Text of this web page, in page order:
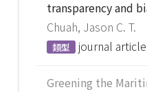
transparency and
Chuah, Jason C. T.
類型 journal article
Greening the